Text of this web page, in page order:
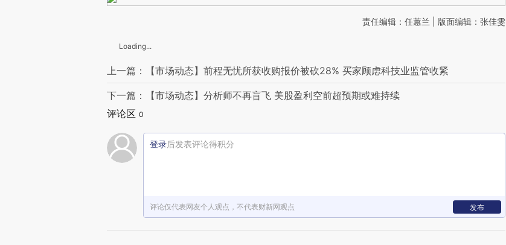
责任编辑：任蕙兰 | 版面编辑：张佳雯
Loading...
上一篇：【市场动态】前程无忧所获收购报价被砍28% 买家顾虑科技业监管收紧
下一篇：【市场动态】分析师不再盲飞 美股盈利空前超预期或难持续
评论区 0
登录后发表评论得积分
评论仅代表网友个人观点，不代表财新网观点 发布